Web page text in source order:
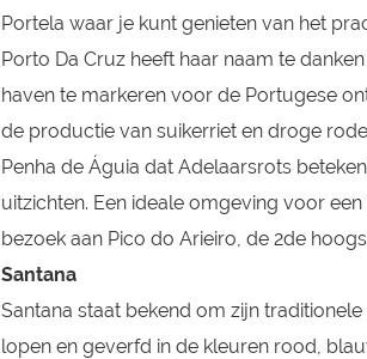
Portela waar je kunt genieten van het
Porto Da Cruz heeft haar naam te
haven te markeren voor de Portugese
de productie van suikerriet en droge
Penha de Águia dat Adelaarsrots
uitzichten. Een ideale omgeving voor
bezoek aan Pico do Arieiro, de 2de
Santana
Santana staat bekend om zijn
lopen en geverfd in de kleuren rood,